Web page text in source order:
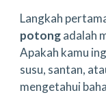
Langkah
potongadalah
Apakah kamu
susu, santan,
mengetahui